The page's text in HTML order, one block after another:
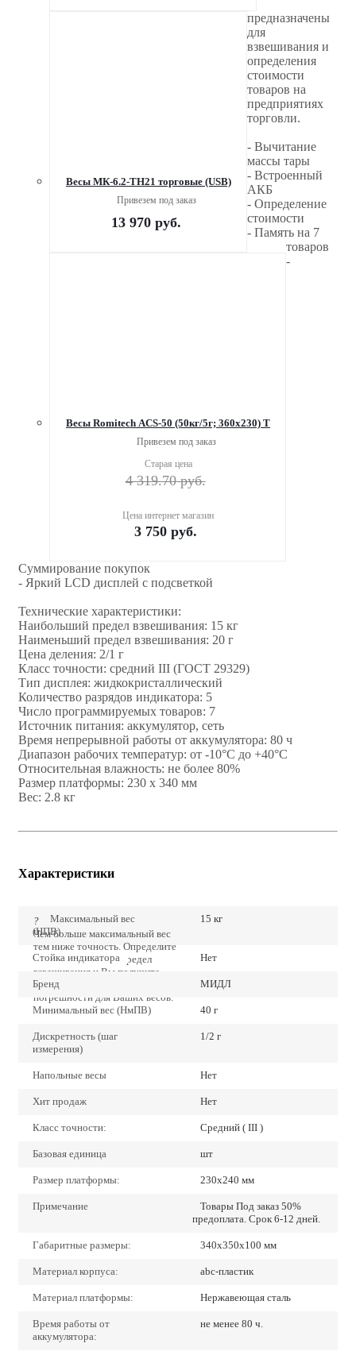
Весы МК-6.2-ТН21 торговые (USB)
Привезем под заказ
13 970руб.
Весы Romitech ACS-50 (50кг/5г; 360х230) Т
Привезем под заказ
Старая цена
4 319.70руб.
Цена интернет магазин
3 750руб.
предназначены
для
взвешивания и
определения
стоимости
товаров на
предприятиях
торговли.
- Вычитание
массы тары
- Встроенный
АКБ
- Определение
стоимости
- Память на 7
товаров
-
Суммирование покупок
- Яркий LCD дисплей с подсветкой
Технические характеристики:
Наибольший предел взвешивания: 15 кг
Наименьший предел взвешивания: 20 г
Цена деления: 2/1 г
Класс точности: средний III (ГОСТ 29329)
Тип дисплея: жидкокристаллический
Количество разрядов индикатора: 5
Число программируемых товаров: 7
Источник питания: аккумулятор, сеть
Время непрерывной работы от аккумулятора: 80 ч
Диапазон рабочих температур: от -10°C до +40°C
Относительная влажность: не более 80%
Размер платформы: 230 х 340 мм
Вес: 2.8 кг
Характеристики
?
Чем больше максимальный вес
тем ниже точность. Определите
точно наибольший предел
взвешивания и Вы получите
наиболее низкие значения
погрешности для Ваших весов.
Максимальный вес
(НПВ)
15 кг
Стойка индикатора Нет
Бренд МИДЛ
Минимальный вес (НмПВ) 40 г
Дискретность (шаг
измерения)
1/2 г
Напольные весы Нет
Хит продаж Нет
Класс точности: Средний ( III )
Базовая единица шт
Размер платформы: 230x240 мм
Примечание
Товары Под заказ 50%
предоплата. Срок 6-12 дней.
Габаритные размеры: 340х350х100 мм
Материал корпуса: abc-пластик
Материал платформы: Нержавеющая сталь
Время работы от
аккумулятора:
не менее 80 ч.